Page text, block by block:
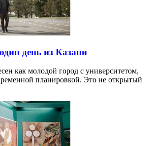
день из Казани
как молодой город с университетом,
планировкой. Это не открытый